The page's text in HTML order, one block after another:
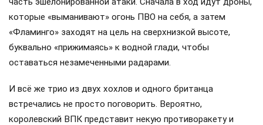
которые «выманивают» огонь ПВО на себя, а затем
«Фламинго» заходят на цель на сверхнизкой высоте,
буквально «прижимаясь» к водной глади, чтобы
оставаться незамеченными радарами.
И всё же трио из двух хохлов и одного британца
встречались не просто поговорить. Вероятно,
королевский ВПК представит некую противоракету и